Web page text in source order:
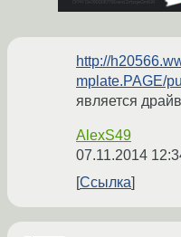
http://
mplate.PAGE/
является
AlexS49
07.11.2014
Ссылка